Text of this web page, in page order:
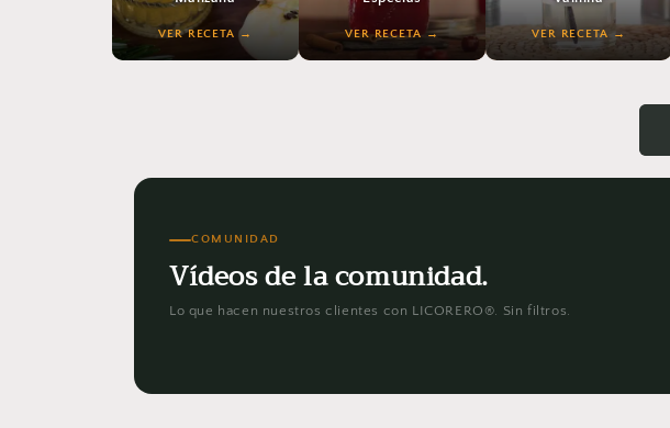
VER RECETA VER RECETA VER RECETA
COMUNIDAD
Vídeos de la comunidad.
Lo que hacen nuestros clientes con LICORERO®. Sin filtros.